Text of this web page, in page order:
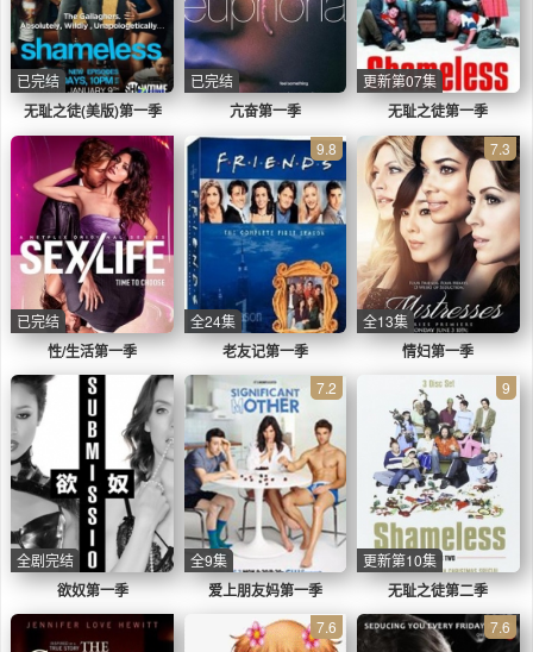
无耻之徒(美版)第一季
已完结
亢奋第一季
已完结
无耻之徒第一季
更新第07集
性/生活第一季
已完结
老友记第一季
9.8
全24集
情妇第一季
7.3
全13集
欲奴第一季
全剧完结
爱上朋友妈第一季
7.2
全9集
无耻之徒第二季
9
更新第10集
7.6 7.6